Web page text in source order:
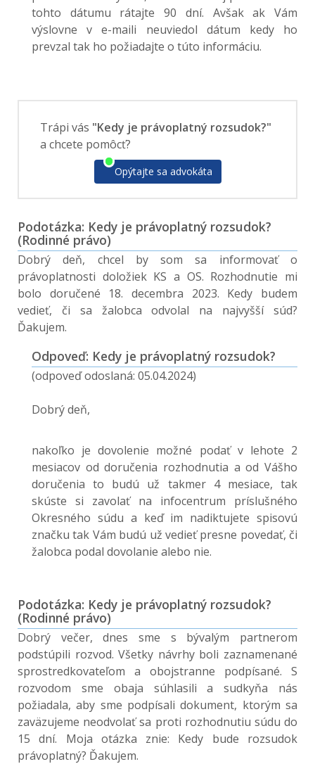
tohto dátumu rátajte 90 dní. Avšak ak Vám
výslovne v e-maili neuviedol dátum kedy ho
prevzal tak ho požiadajte o túto informáciu.
Trápi vás "Kedy je právoplatný rozsudok?"
a chcete pomôcť?
Opýtajte sa advokáta
Podotázka: Kedy je právoplatný rozsudok?
(Rodinné právo)
Dobrý deň, chcel by som sa informovať o
právoplatnosti doložiek KS a OS. Rozhodnutie mi
bolo doručené 18. decembra 2023. Kedy budem
vedieť, či sa žalobca odvolal na najvyšší súd?
Ďakujem.
Odpoveď: Kedy je právoplatný rozsudok?
(odpoveď odoslaná: 05.04.2024)
Dobrý deň,
nakoľko je dovolenie možné podať v lehote 2
mesiacov od doručenia rozhodnutia a od Vášho
doručenia to budú už takmer 4 mesiace, tak
skúste si zavolať na infocentrum príslušného
Okresného súdu a keď im nadiktujete spisovú
značku tak Vám budú už vedieť presne povedať, či
žalobca podal dovolanie alebo nie.
Podotázka: Kedy je právoplatný rozsudok?
(Rodinné právo)
Dobrý večer, dnes sme s bývalým partnerom
podstúpili rozvod. Všetky návrhy boli zaznamenané
sprostredkovateľom a obojstranne podpísané. S
rozvodom sme obaja súhlasili a sudkyňa nás
požiadala, aby sme podpísali dokument, ktorým sa
zaväzujeme neodvolať sa proti rozhodnutiu súdu do
15 dní. Moja otázka znie: Kedy bude rozsudok
právoplatný? Ďakujem.